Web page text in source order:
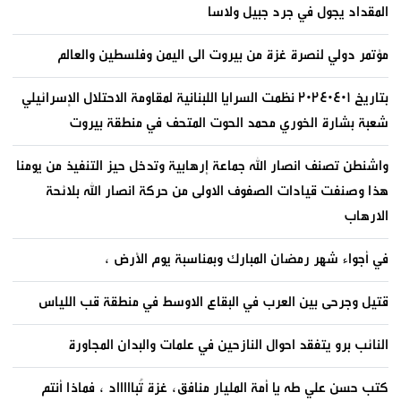
المقداد يجول في جرد جبيل ولاسا
مؤتمر دولي لنصرة غزة من بيروت الى اليمن وفلسطين والعالم
بتاريخ ٢٠٢٤٠٤٠١ نظمت السرايا اللبنانية لمقاومة الاحتلال الإسرائيلي
شعبة بشارة الخوري محمد الحوت المتحف في منطقة بيروت
واشنطن تصنف انصار الله جماعة إرهابية وتدخل حيز التنفيذ من يومنا
هذا وصنفت قيادات الصفوف الاولى من حركة انصار الله بلائحة
الارهاب
في أجواء شهر رمضان المبارك وبمناسبة يوم الأرض ،
قتيل وجرحى بين العرب في البقاع الاوسط في منطقة قب اللياس
النائب برو يتفقد احوال النازحين في علمات والبدان المجاورة
كتب حسن علي طه يا أمة المليار منافق، غزة تُباااااد ، فماذا أنتم